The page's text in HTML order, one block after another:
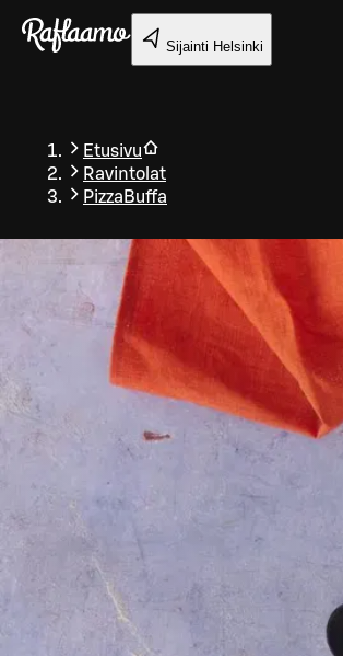
Siirry pääsisältöön
Sijainti Helsinki
Etusivu
Ravintolat
PizzaBuffa